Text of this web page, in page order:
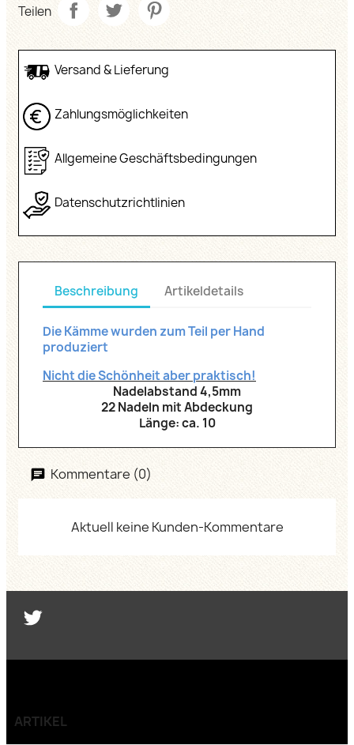
Teilen
Versand & Lieferung
Zahlungsmöglichkeiten
Allgemeine Geschäftsbedingungen
Datenschutzrichtlinien
Beschreibung Artikeldetails
Die Kämme wurden zum Teil per Hand
produziert
Nicht die Schönheit aber praktisch!
Nadelabstand 4,5mm
22 Nadeln mit Abdeckung
Länge: ca. 10
Kommentare (0)
Aktuell keine Kunden-Kommentare
ARTIKEL